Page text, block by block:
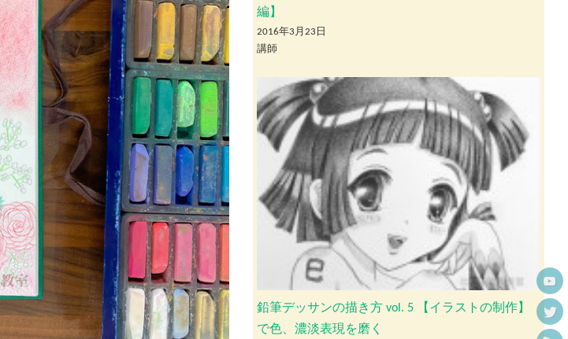
編】
2016年3月23日
講師
鉛筆デッサンの描き方 vol. 5 【イラストの制作】
で色、濃淡表現を磨く